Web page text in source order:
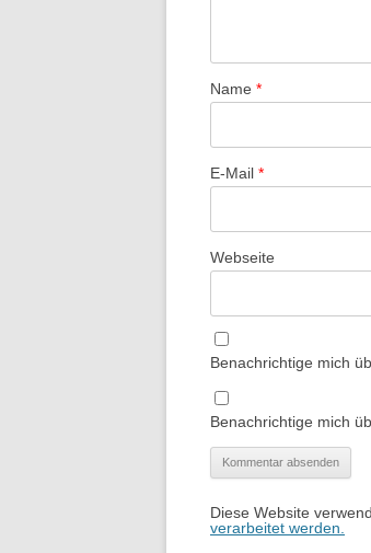
Name *
E-Mail *
Webseite
Benachrichtige mich
Benachrichtige mich
Diese Website
verarbeitet werden.